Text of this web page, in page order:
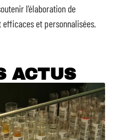
l’élaboration de
efficaces et personnalisées.
ACTUS